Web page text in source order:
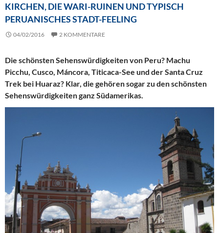
KIRCHEN, DIE WARI-RUINEN UND TYPISCH
PERUANISCHES STADT-FEELING
04/02/2016 2 KOMMENTARE
Die schönsten Sehenswürdigkeiten von Peru? Machu
Picchu, Cusco, Máncora, Titicaca-See und der Santa Cruz
Trek bei Huaraz? Klar, die gehören sogar zu den schönsten
Sehenswürdigkeiten ganz Südamerikas.